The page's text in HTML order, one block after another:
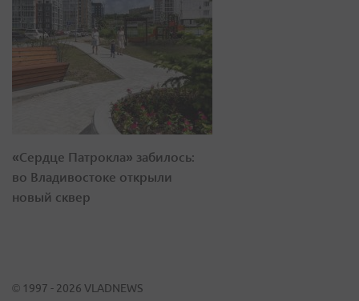
«Сердце Патрокла» забилось:
во Владивостоке открыли
новый сквер
© 1997 - 2026 VLADNEWS